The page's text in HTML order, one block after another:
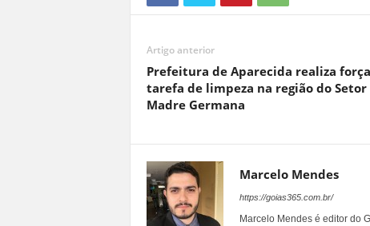
Artigo anterior
Prefeitura de Aparecida realiza
tarefa de limpeza na região do Setor
Madre Germana
Marcelo Mendes
https://goias365.com.br/
Marcelo Mendes é editor do